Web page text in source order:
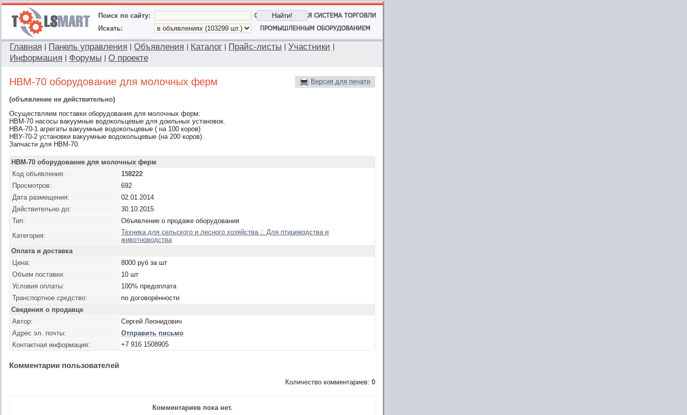
Поиск по сайту:
Искать:
Главная Панель управления Объявления Каталог Прайс-листы Участники
Информация Форумы О проекте
Версия для печати
НВМ-70 оборудование для молочных ферм
(объявление не действительно)
Осуществляем поставки оборудования для молочных ферм:
НВМ-70 насосы вакуумные водокольцевые для доильных установок.
НВА-70-1 агрегаты вакуумные водокольцевые ( на 100 коров)
НВУ-70-2 установки вакуумные водокольцевые (на 200 коров).
Запчасти для НВМ-70.
НВМ-70 оборудование для молочных ферм
Код объявления:
158222
Просмотров:
692
Дата размещения:
02.01.2014
Действительно до:
30.10.2015
Тип:
Объявление о продаже оборудования
Категория:
Техника для сельского и лесного хозяйства :: Для птицеводства и
животноводства
Оплата и доставка
Цена:
8000 руб за шт
Объем поставки:
10 шт
Условия оплаты:
100% предоплата
Транспортное средство:
по договорённости
Сведения о продавце
Автор:
Сергей Леонидович
Адрес эл. почты:
Отправить письмо
Контактная информация:
+7 916 1508905
Комментарии пользователей
Количество комментариев: 0
Комментариев пока нет.